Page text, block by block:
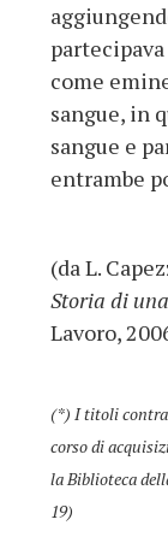
come
sangue, in
sangue e
entrambe
(da L.
Storia di
Lavoro,
(*) I titoli
corso di
la Biblioteca
19)